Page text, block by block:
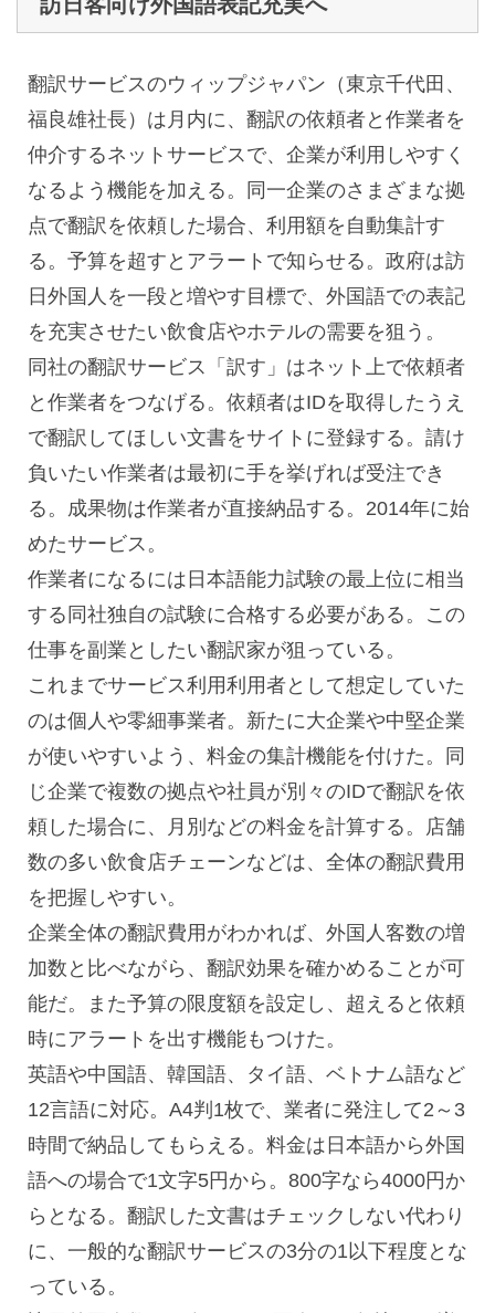
翻訳サービスのウィップジャパン（東京千代田、
福良雄社長）は月内に、翻訳の依頼者と作業者を
仲介するネットサービスで、企業が利用しやすく
なるよう機能を加える。同一企業のさまざまな拠
点で翻訳を依頼した場合、利用額を自動集計す
る。予算を超すとアラートで知らせる。政府は訪
日外国人を一段と増やす目標で、外国語での表記
を充実させたい飲食店やホテルの需要を狙う。
同社の翻訳サービス「訳す」はネット上で依頼者
と作業者をつなげる。依頼者はIDを取得したうえ
で翻訳してほしい文書をサイトに登録する。請け
負いたい作業者は最初に手を挙げれば受注でき
る。成果物は作業者が直接納品する。2014年に始
めたサービス。
作業者になるには日本語能力試験の最上位に相当
する同社独自の試験に合格する必要がある。この
仕事を副業としたい翻訳家が狙っている。
これまでサービス利用利用者として想定していた
のは個人や零細事業者。新たに大企業や中堅企業
が使いやすいよう、料金の集計機能を付けた。同
じ企業で複数の拠点や社員が別々のIDで翻訳を依
頼した場合に、月別などの料金を計算する。店舗
数の多い飲食店チェーンなどは、全体の翻訳費用
を把握しやすい。
企業全体の翻訳費用がわかれば、外国人客数の増
加数と比べながら、翻訳効果を確かめることが可
能だ。また予算の限度額を設定し、超えると依頼
時にアラートを出す機能もつけた。
英語や中国語、韓国語、タイ語、ベトナム語など
12言語に対応。A4判1枚で、業者に発注して2～3
時間で納品してもらえる。料金は日本語から外国
語への場合で1文字5円から。800字なら4000円か
らとなる。翻訳した文書はチェックしない代わり
に、一般的な翻訳サービスの3分の1以下程度とな
っている。